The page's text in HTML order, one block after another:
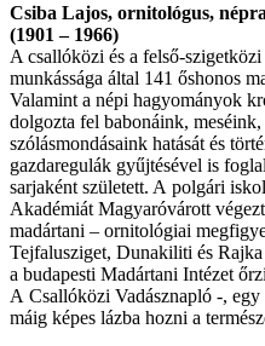
Csiba Lajos, ornitológus,
(1901 – 1966)
A csallóközi és a felső-
munkássága által 141 őshonos
Valamint a népi hagyományok
dolgozta fel babonáink,
szólásmondásaink hatását és
gazdaregulák gyűjtésével is
sarjaként született. A polgári
Akadémiát Magyaróvárott
madártani – ornitológiai
Tejfalusziget, Dunakiliti és
a budapesti Madártani Intézet
A Csallóközi Vadásznapló -,
máig képes lázba hozni a